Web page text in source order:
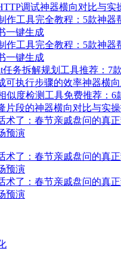
调试神器横向对比与实
作工具完全教程：5款神器
一键生成
作工具完全教程：5款神器
一键生成
任务拆解规划工具推荐：7
可执行步骤的效率神器横
似度检测工具免费推荐：6
片段的神器横向对比与实
术了：春节亲戚盘问的真
预演
术了：春节亲戚盘问的真
预演
术了：春节亲戚盘问的真
预演